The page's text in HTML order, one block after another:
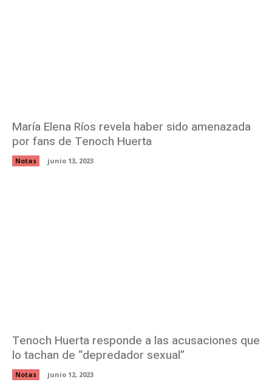
María Elena Ríos revela haber sido amenazada
por fans de Tenoch Huerta
Notas junio 13, 2023
Tenoch Huerta responde a las acusaciones que
lo tachan de “depredador sexual”
Notas junio 12, 2023